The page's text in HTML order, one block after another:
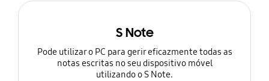
S Note
Pode utilizar o PC para gerir eficazmente todas as
notas escritas no seu dispositivo móvel
utilizando o S Note.